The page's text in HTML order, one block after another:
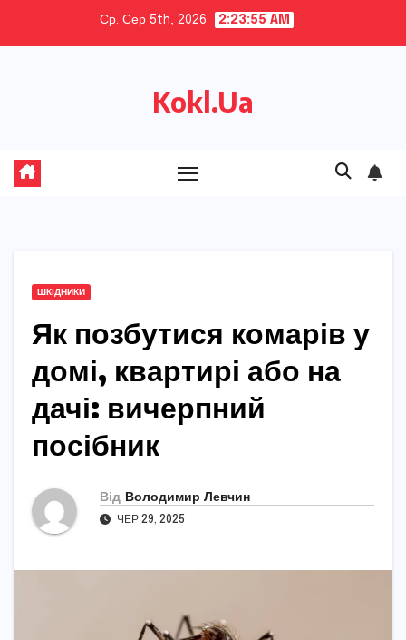
Ср. Сер 5th, 2026 2:23:56 AM
Kokl.Ua
ШКІДНИКИ
Як позбутися комарів у
домі, квартирі або на
дачі: вичерпний
посібник
Від Володимир Левчин
ЧЕР 29, 2025